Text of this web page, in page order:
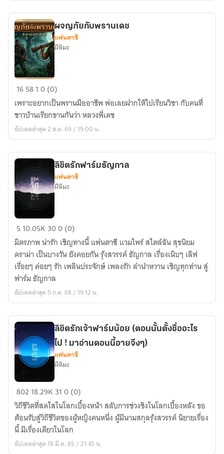
ผจญ
กับ
พราน
เดช
ผจญภัยกับพรานเดช
แฟนตาซี
ผีหิมะ
165810 (0)
เพราะอยากเป็นพรานมืออาชีพ พ่อเลยฝากให้ไปเรียนวิชา กับคนที่
ชาวบ้านเรียกขานกันว่า หลวงพี่เดช
อัปเดตล่าสุด 2 ส.ค. 69 / 19:00 น.
ลิขิต
รัก
ฟาร์ม
ธัญ
กาล
ลิขิตรักฟาร์มธัญกาล
แฟนตาซี
ผีหิมะ
5 10.05K 300 (0)
มิตรภาพ น่ารัก เชิญทางนี้ แฟนตาซี แวมไพร์ สไตล์ฉัน สุขนิยม
ดราม่า เป็นบางวัน ยังคอยกัน รุ้งสวรรค์ ธัญกาล เรื่องเนิบๆ เลิฟ
เรื่อยๆ ค่อยๆ รัก เพลินประจักษ์ เพลงรัก ลำนำหวาน เชิญทุกท่าน สู่
ฟาร์ม ธัญกาล
อัปเดตล่าสุด 5 ก.ค. 68 / 19:12 น.
ลิขิต
รัก
เจ้า
ฟาร์ม
น้อย
(ตอน
ลิขิตรักเจ้าฟาร์มน้อย (ตอนนั้นตั้งชื่ออะไร
ไป ! มาอ่านตอนนี้อายจีงๆ)
แฟนตาซี
ผีหิมะ
802 18.29K 310 (0)
วิถีชีวิตที่สดใสในโลกเบื้องหน้า สลับการช่วงชิงในโลกเบื้องหลัง ขอ
ต้อนรับสู่วิถีชีวิตของผู้หญิงคนหนึ่ง ผู้มีนามสกุลรุ้งสวรรค์ นิยายเรื่อง
นี้ มีเรื่องเดียวในโลก
อัปเดตล่าสุด 18 มี.ค. 65 / 21:45 น.